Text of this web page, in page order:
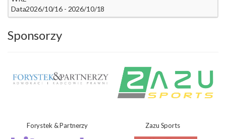
Data2026/10/16 - 2026/10/18
Sponsorzy
Forystek & Partnerzy Zazu Sports